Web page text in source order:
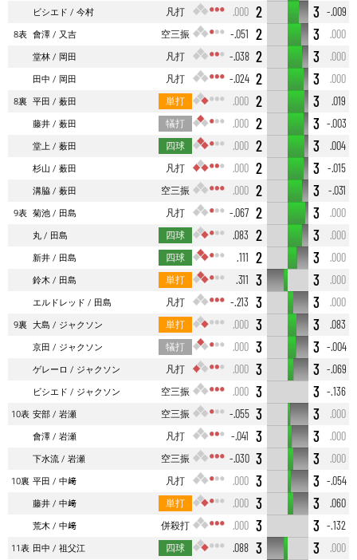
ビシエド
今村 凡打 .000 2 3 -.009
8表 會澤 又吉 空三振 -.051 2 3
.000
堂林
岡田 凡打 -.038 2 3
.000
田中
岡田 凡打 -.024 2 3
.000
8裏 平田 薮田 単打 .000 2 3
.019
藤井
薮田 犠打 .000 2 3 -.003
堂上
薮田 四球 .000 2 3
.004
杉山
薮田 凡打 .000 2 3
-.015
溝脇
薮田 空三振 .000 2 3
-.031
9表 菊池 田島 凡打 -.067 2 3
.000
丸
田島 四球 .083 2 3
.000
新井
田島 四球 .111 2 3
.000
鈴木
田島 単打 .311 3 3
.000
エルドレッド
田島 凡打 -.213 3 3
.000
9裏 大島 ジャクソン 単打 .000 3 3
.083
京田
ジャクソン 犠打 .000 3 3 -.004
ゲレーロ
ジャクソン 凡打 .000 3 3 -.069
ビシエド
ジャクソン 空三振 .000 3 3 -.136
10表 安部 岩瀬 空三振 -.055 3 3
.000
會澤
岩瀬 凡打 -.041 3 3
.000
下水流
岩瀬 空三振 -.030 3 3
.000
10裏 平田 中﨑 凡打 .000 3 3 -.054
藤井
中﨑 単打 .000 3 3
.060
荒木
中﨑 併殺打 .000 3 3 -.132
11表 田中 祖父江 四球 .088 3 3
.000